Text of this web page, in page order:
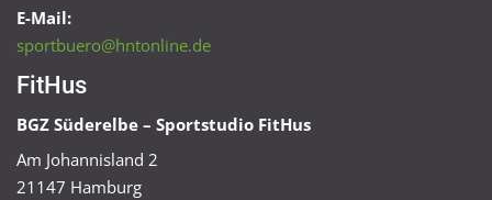
E-Mail:
sportbuero@hntonline.de
FitHus
BGZ Süderelbe – Sportstudio FitHus
Am Johannisland 2
21147 Hamburg